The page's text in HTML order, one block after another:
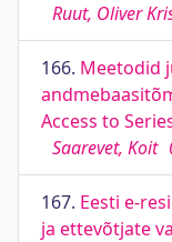
Ruut, Oliver
166. Meetodid
Access to
Saarevet, Koit
167. Eesti e-
ja ettevõtjate